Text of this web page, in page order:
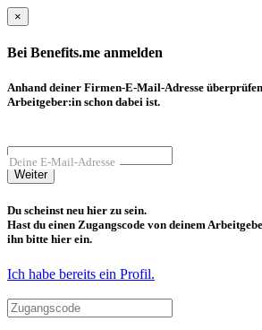
×
Bei Benefits.me anmelden
Anhand deiner Firmen-E-Mail-Adresse
Arbeitgeber:in schon dabei ist.
Deine E-Mail-Adresse
Weiter
Du scheinst neu hier zu sein.
Hast du einen Zugangscode von deinem
ihn bitte hier ein.
Ich habe bereits ein Profil.